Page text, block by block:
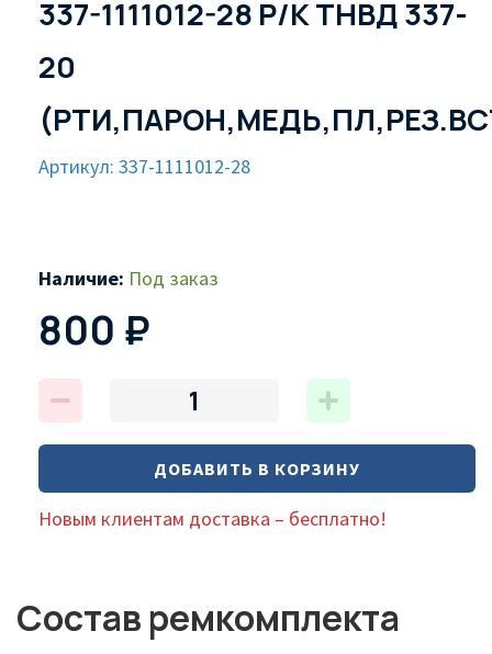
337-1111012-28 Р/К ТНВД 337-
20
Артикул: 337-1111012-28
Наличие: Под заказ
800 ₽
ДОБАВИТЬ В КОРЗИНУ
Новым клиентам доставка – бесплатно!
Состав ремкомплекта